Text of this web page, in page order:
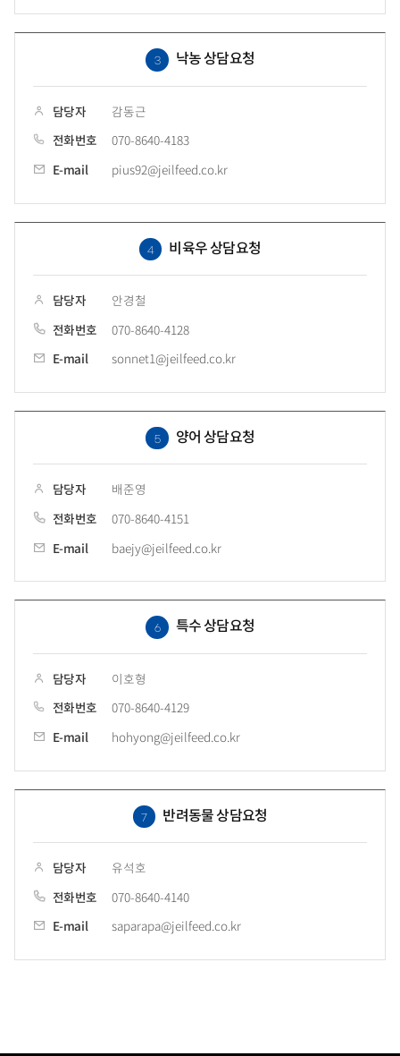
3 낙농 상담요청
담당자
감동근
전화번호
070-8640-4183
E-mail
pius92@jeilfeed.co.kr
4 비육우 상담요청
담당자
안경철
전화번호
070-8640-4128
E-mail
sonnet1@jeilfeed.co.kr
5 양어 상담요청
담당자
배준영
전화번호
070-8640-4151
E-mail
baejy@jeilfeed.co.kr
6 특수 상담요청
담당자
이호형
전화번호
070-8640-4129
E-mail
hohyong@jeilfeed.co.kr
7 반려동물 상담요청
담당자
유석호
전화번호
070-8640-4140
E-mail
saparapa@jeilfeed.co.kr